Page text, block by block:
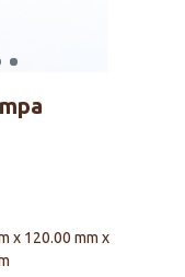
x 120.00 mm x